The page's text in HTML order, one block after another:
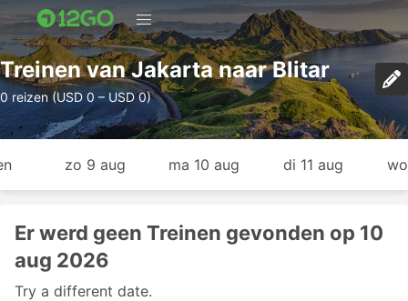
Treinen van Jakarta naar Blitar
0 reizen (USD 0 – USD 0)
zo 9 aug ma 10 aug di 11 aug
Er werd geen Treinen gevonden op 10
aug 2026
Try a different date.